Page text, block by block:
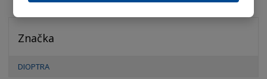
Značka
DIOPTRA